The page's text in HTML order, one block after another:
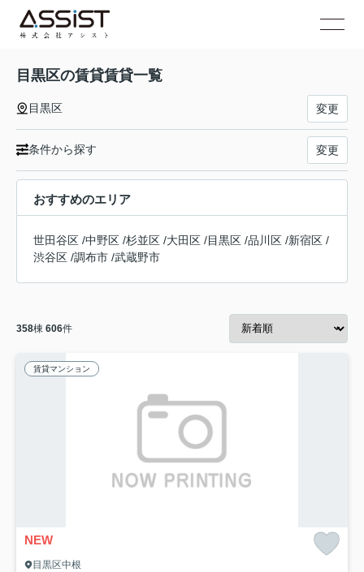
目黒区の賃貸賃貸一覧
目黒区 変更
条件から探す 変更
おすすめのエリア
世田谷区 /中野区 /杉並区 /大田区 /目黒区 /品川区 /新宿区 /
渋谷区 /調布市 /武蔵野市
358棟 606件
賃貸マンション
NEW
目黒区中根